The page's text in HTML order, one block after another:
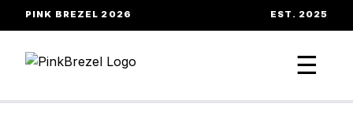
PINK BREZEL 2026 EST. 2025
☰